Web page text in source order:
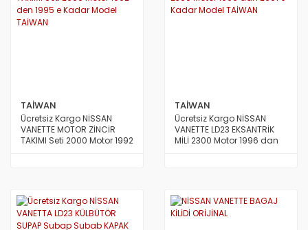
TAİWAN
Ücretsiz Kargo NİSSAN
VANETTE MOTOR ZİNCİR
TAKIMI Seti 2000 Motor 1992
TAİWAN
Ücretsiz Kargo NİSSAN
VANETTE LD23 EKSANTRİK
MİLİ 2300 Motor 1996 dan